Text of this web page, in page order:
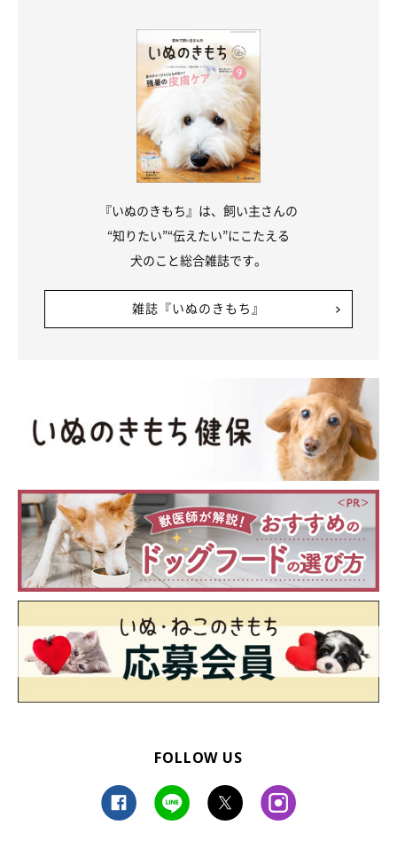
小型犬も13才頃から緩やかに骨密度が低下し
ていく
増加していきます。ピークを越えても急激な減少は見られず、13
才頃から徐々に骨密度が低下していく傾向に。この時期は中型犬
と小型犬で骨密度の高さが逆転することもあるでしょう。
『いぬのきもち』は、飼い主さんの
“知りたい”“伝えたい”にこたえる
犬のこと総合雑誌です。
雑誌『いぬのきもち』
FOLLOW US